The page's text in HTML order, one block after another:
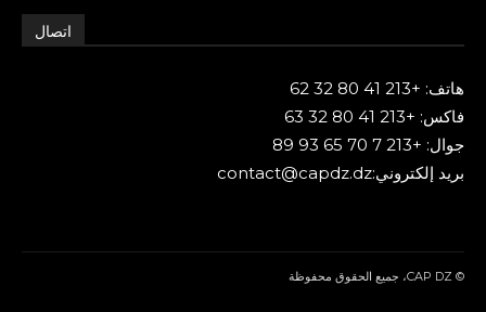
اتصال
هاتف: +213 41 80 32 62
فاكس: +213 41 80 32 63
جوال: +213 7 70 65 93 89
بريد إلكتروني:contact@capdz.dz
© CAP DZ، جميع الحقوق محفوظة